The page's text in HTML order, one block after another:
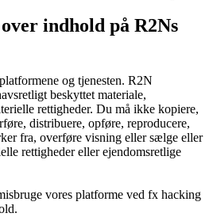
indhold på R2Ns
og tjenesten. R2N
beskyttet materiale,
rettigheder. Du må ikke kopiere,
distribuere, opføre, reproducere,
fra, overføre visning eller sælge eller
rettigheder eller ejendomsretlige
vores platforme ved fx hacking